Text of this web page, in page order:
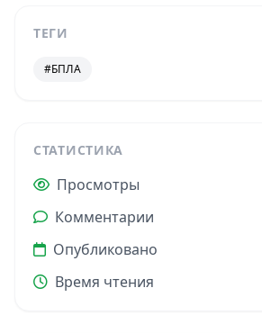
ТЕГИ
#БПЛА
СТАТИСТИКА
Просмотры
Комментарии
Опубликовано
Время чтения